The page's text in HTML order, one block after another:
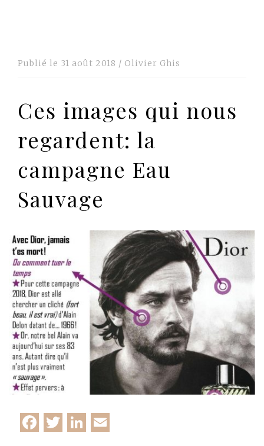
Publié le 31 août 2018 / Olivier Ghis
Ces images qui nous
regardent: la
campagne Eau
Sauvage
Facebook
Twitter
LinkedIn